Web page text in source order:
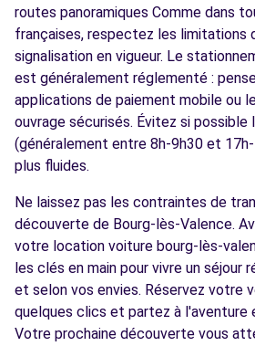
routes panoramiques Comme dans
françaises, respectez les limitations
signalisation en vigueur. Le
est généralement réglementé :
applications de paiement mobile ou
ouvrage sécurisés. Évitez si possible
(généralement entre 8h-9h30 et
plus fluides.
Ne laissez pas les contraintes de
découverte de Bourg-lès-Valence.
votre location voiture bourg-lès-
les clés en main pour vivre un séjour
et selon vos envies. Réservez votre
quelques clics et partez à l'aventure
Votre prochaine découverte vous